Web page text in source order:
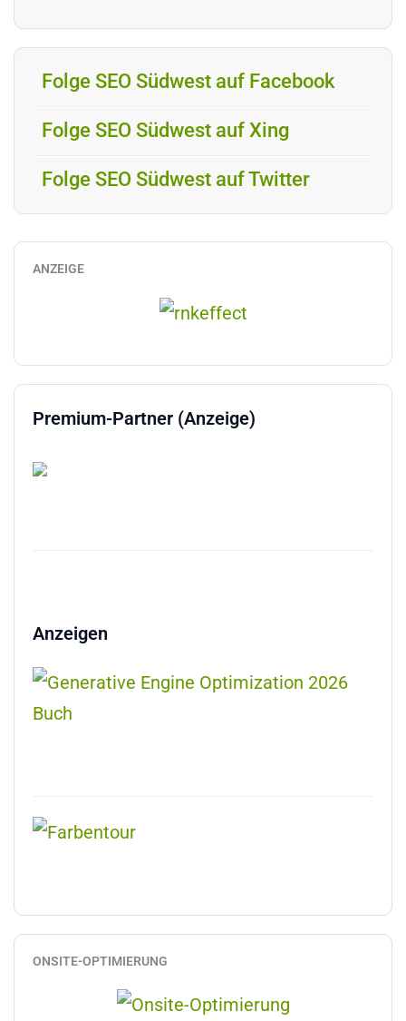
Folge SEO Südwest auf Facebook
Folge SEO Südwest auf Xing
Folge SEO Südwest auf Twitter
ANZEIGE
Premium-Partner (Anzeige)
Anzeigen
ONSITE-OPTIMIERUNG